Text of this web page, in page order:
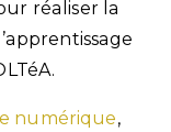
réaliser la
numérique,